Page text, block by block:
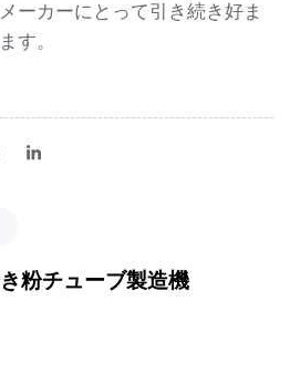
ーカーにとって引き続き好ま
す。
粉チューブ製造機